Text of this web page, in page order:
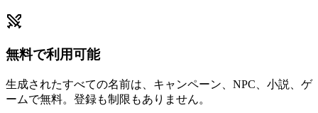
無料で利用可能
生成されたすべての名前は、キャンペーン、NPC、小説、ゲ
ームで無料。登録も制限もありません。